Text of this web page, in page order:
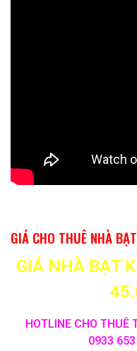
GIÁ CHO THUÊ NHÀ BẠT
GIÁ NHÀ BẠT
HOTLINE CHO THUÊ
0933